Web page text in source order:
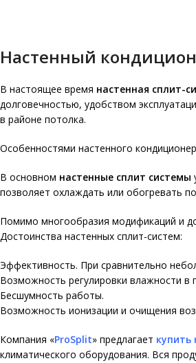
Настенный
В настоящее время настенная сплит-
долговечностью, удобством
в районе потолка.
Особенностями настенного
В основном настенные сплит системы
позволяет охлаждать или обогревать
Помимо многообразия модификаций и
Достоинства настенных сплит-систем:
Эффективность. При сравнительно
Возможность регулировки влажности в
Бесшумность работы.
Возможность ионизации и очищения
Компания «ProSplit» предлагает купить
климатического оборудования. Вся